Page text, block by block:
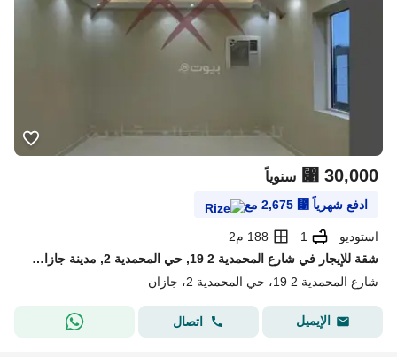
⃁ 30,000 سنوياً
ادفع شهرياً ⃁
2,675 مع
استوديو 1
188 م2
شقة للإيجار في شارع المحمدية 2 19, حي المحمدية 2, مدينة جازان, منطقة جازان
شارع المحمدية 2 19، حي المحمدية 2، جازان
الإيميل اتصال